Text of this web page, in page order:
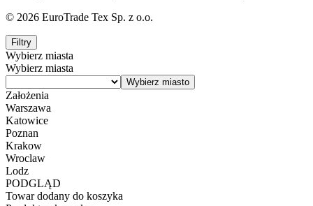
© 2026 EuroTrade Tex Sp. z o.o.
Filtry
Wybierz miasta
Wybierz miasta
Założenia
Warszawa
Katowice
Poznan
Krakow
Wroclaw
Lodz
PODGLĄD
Towar dodany do koszyka